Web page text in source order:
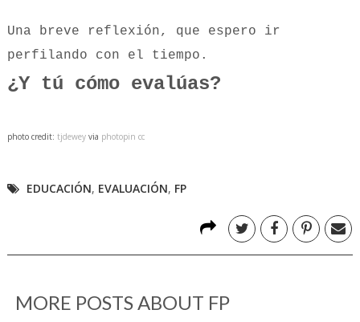
Una breve reflexión, que espero ir
perfilando con el tiempo.
¿Y tú cómo evalúas?
photo credit: tjdeweyvia photopin cc
EDUCACIÓN, EVALUACIÓN, FP
MORE POSTS ABOUT FP